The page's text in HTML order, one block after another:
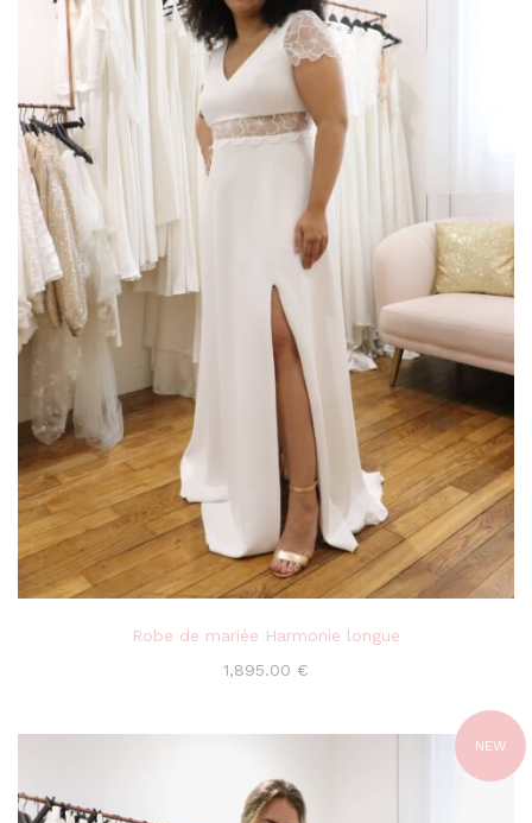
Robe de mariée Harmonie longue
1,895.00 €
NEW